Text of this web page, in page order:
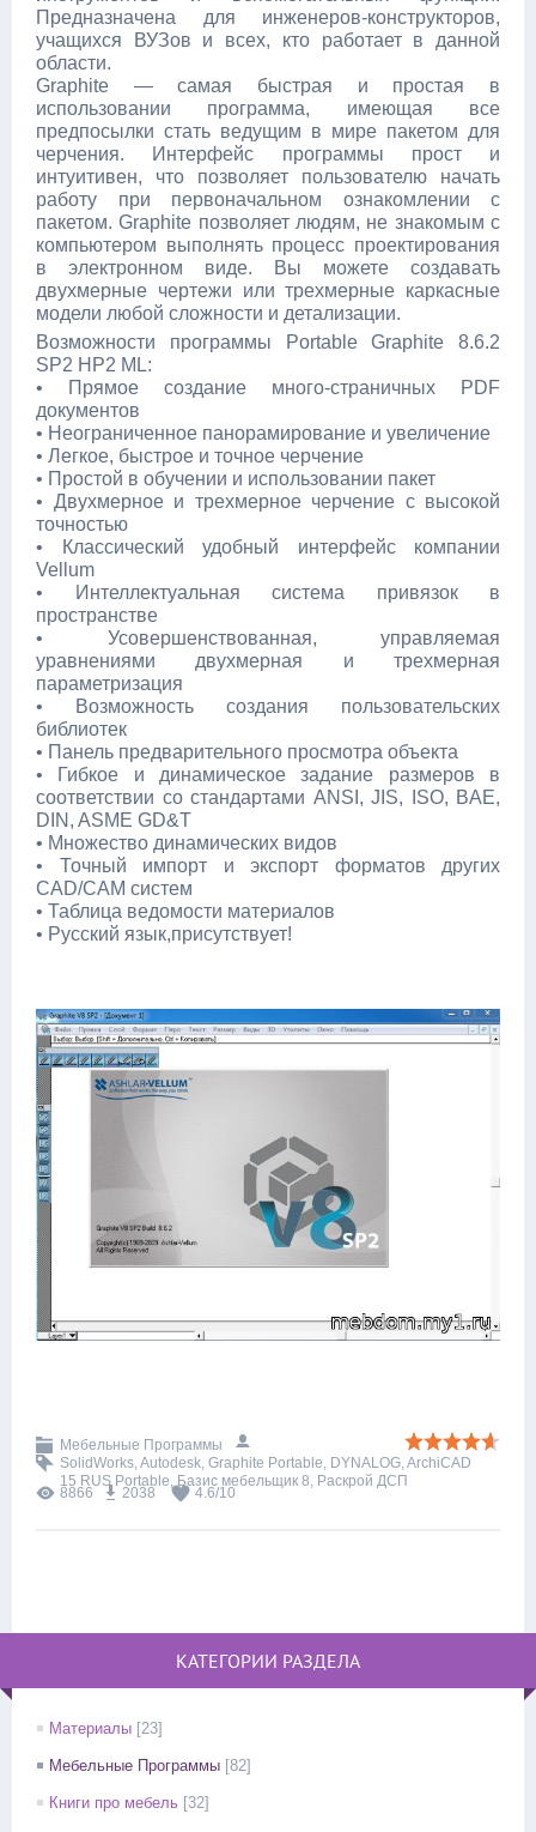
Предназначена для инженеров-конструкторов,
учащихся ВУЗов и всех, кто работает в данной
области.
Graphite — самая быстрая и простая в
использовании программа, имеющая все
предпосылки стать ведущим в мире пакетом для
черчения. Интерфейс программы прост и
интуитивен, что позволяет пользователю начать
работу при первоначальном ознакомлении с
пакетом. Graphite позволяет людям, не знакомым с
компьютером выполнять процесс проектирования
в электронном виде. Вы можете создавать
двухмерные чертежи или трехмерные каркасные
модели любой сложности и детализации.
Возможности программы Portable Graphite 8.6.2
SP2 HP2 ML:
• Прямое создание много-страничных PDF
документов
• Неограниченное панорамирование и увеличение
• Легкое, быстрое и точное черчение
• Простой в обучении и использовании пакет
• Двухмерное и трехмерное черчение с высокой
точностью
• Классический удобный интерфейс компании
Vellum
• Интеллектуальная система привязок в
пространстве
• Усовершенствованная, управляемая
уравнениями двухмерная и трехмерная
параметризация
• Возможность создания пользовательских
библиотек
• Панель предварительного просмотра объекта
• Гибкое и динамическое задание размеров в
соответствии со стандартами ANSI, JIS, ISO, BAE,
DIN, ASME GD&T
• Множество динамических видов
• Точный импорт и экспорт форматов других
CAD/CAM систем
• Таблица ведомости материалов
• Русский язык,присутствует!
Мебельные Программы
SolidWorks,Autodesk, Graphite Portable, DYNALOG,ArchiCAD
15 RUS Portable,Базис мебельщик 8, Раскрой ДСП
8866 2038 4.6/10
КАТЕГОРИИ РАЗДЕЛА
Материалы [23]
Мебельные Программы [82]
Книги про мебель [32]